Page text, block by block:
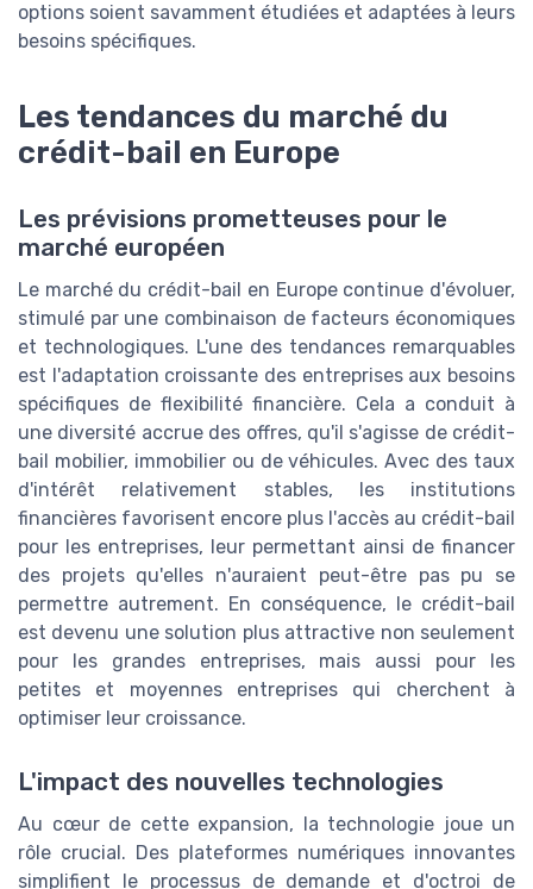
options soient savamment étudiées et adaptées à leurs
besoins spécifiques.
Les tendances du marché du
crédit-bail en Europe
Les prévisions prometteuses pour le
marché européen
Le marché du crédit-bail en Europe continue d'évoluer,
stimulé par une combinaison de facteurs économiques
et technologiques. L'une des tendances remarquables
est l'adaptation croissante des entreprises aux besoins
spécifiques de flexibilité financière. Cela a conduit à
une diversité accrue des offres, qu'il s'agisse de crédit-
bail mobilier, immobilier ou de véhicules. Avec des taux
d'intérêt relativement stables, les institutions
financières favorisent encore plus l'accès au crédit-bail
pour les entreprises, leur permettant ainsi de financer
des projets qu'elles n'auraient peut-être pas pu se
permettre autrement. En conséquence, le crédit-bail
est devenu une solution plus attractive non seulement
pour les grandes entreprises, mais aussi pour les
petites et moyennes entreprises qui cherchent à
optimiser leur croissance.
L'impact des nouvelles technologies
Au cœur de cette expansion, la technologie joue un
rôle crucial. Des plateformes numériques innovantes
simplifient le processus de demande et d'octroi de